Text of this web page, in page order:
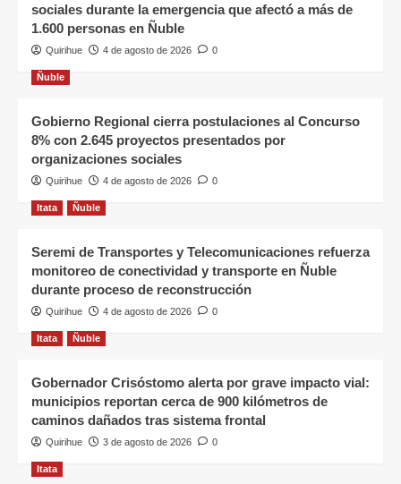
sociales durante la emergencia que afectó a más de
1.600 personas en Ñuble
Quirihue 4 de agosto de 2026 0
Ñuble
Gobierno Regional cierra postulaciones al Concurso
8% con 2.645 proyectos presentados por
organizaciones sociales
Quirihue 4 de agosto de 2026 0
Itata Ñuble
Seremi de Transportes y Telecomunicaciones refuerza
monitoreo de conectividad y transporte en Ñuble
durante proceso de reconstrucción
Quirihue 4 de agosto de 2026 0
Itata Ñuble
Gobernador Crisóstomo alerta por grave impacto vial:
municipios reportan cerca de 900 kilómetros de
caminos dañados tras sistema frontal
Quirihue 3 de agosto de 2026 0
Itata